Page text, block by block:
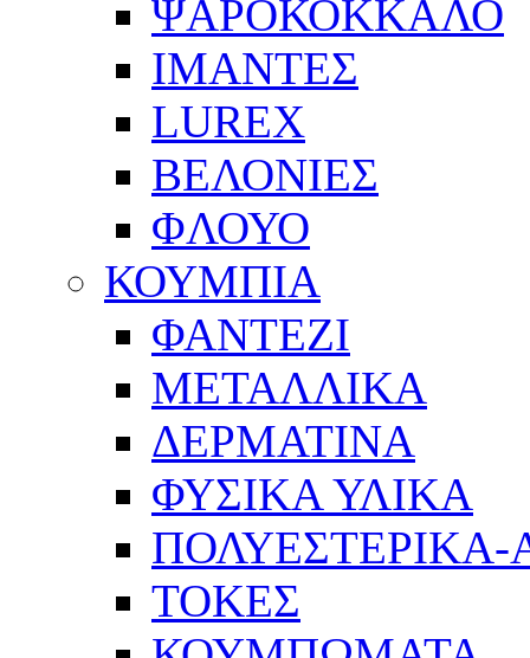
ΨΑΡΟΚΟΚΚΑΛΟ
ΙΜΑΝΤΕΣ
LUREX
ΒΕΛΟΝΙΕΣ
ΦΛΟΥΟ
ΚΟΥΜΠΙΑ
ΦΑΝΤΕΖΙ
ΜΕΤΑΛΛΙΚΑ
ΔΕΡΜΑΤΙΝΑ
ΦΥΣΙΚΑ ΥΛΙΚΑ
ΠΟΛΥΕΣΤΕΡΙΚΑ-
ΤΟΚΕΣ